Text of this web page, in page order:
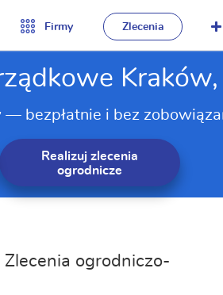
Firmy Zlecenia
bezpłatnie i bez
Realizuj zlecenia
ogrodnicze
ogrodniczo-